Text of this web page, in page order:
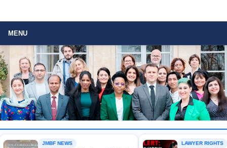
MENU
JMBF NEWS LAWYER RIGHTS